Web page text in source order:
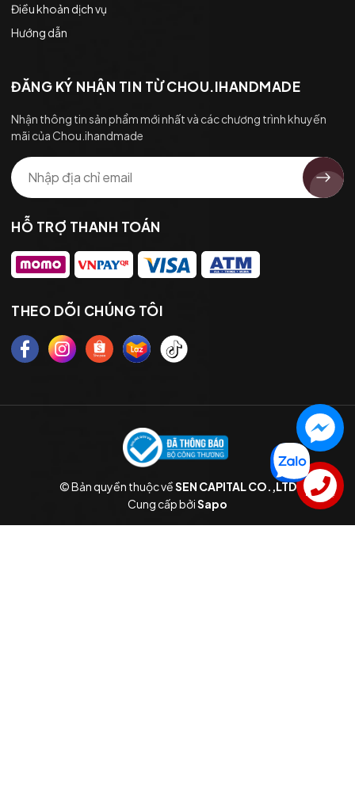
Điều khoản dịch vụ
Hướng dẫn
ĐĂNG KÝ NHẬN TIN TỪ CHOU.IHANDMADE
Nhận thông tin sản phẩm mới nhất và các chương trình khuyến
mãi của Chou.ihandmade
HỖ TRỢ THANH TOÁN
THEO DÕI CHÚNG TÔI
© Bản quyền thuộc vềSEN CAPITAL CO.,LTD
Cung cấp bởiSapo
Liên hệ